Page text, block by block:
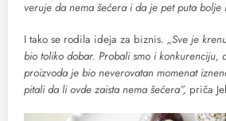
veruje da nema šećera i da je pet puta
I tako se rodila ideja za biznis. „Sve je
bio toliko dobar. Probali smo i konkurenciju,
proizvoda je bio neverovatan momenat
pitali da li ovde zaista nema šećera”, priča